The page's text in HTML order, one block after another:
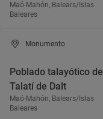
Maó-Mahón, Balears/Islas
Baleares
Monumento
Poblado talayótico de
Talatí de Dalt
Maó-Mahón, Balears/Islas
Baleares